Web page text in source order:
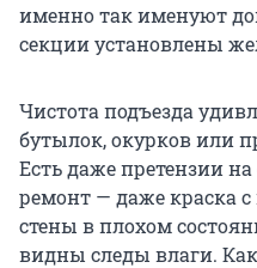
именно так именуют
секции установлены
Чистота подъезда
бутылок, окурков или
Есть даже претензии
ремонт — даже краска с
стены в плохом
видны следы влаги.